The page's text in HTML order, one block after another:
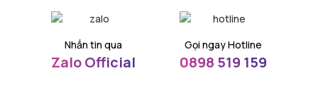
Nhắn tin qua
Zalo Official
Gọi ngay Hotline
0898 519 159